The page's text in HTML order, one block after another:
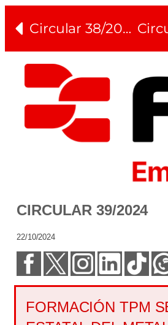
Circular 38/2024
CIRCULAR 39/2024
22/10/2024
FORMACIÓN TPM